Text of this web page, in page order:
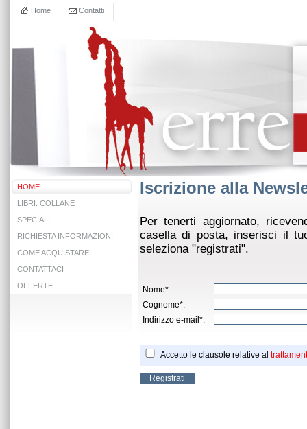
Home Contatti
HOME
LIBRI: COLLANE
SPECIALI
RICHIESTA INFORMAZIONI
COME ACQUISTARE
CONTATTACI
OFFERTE
Iscrizione alla
Per tenerti aggiornato,
casella di posta, inserisci il
seleziona "registrati".
Nome*:
Cognome*:
Indirizzo e-mail*:
Accetto le clausole relative al